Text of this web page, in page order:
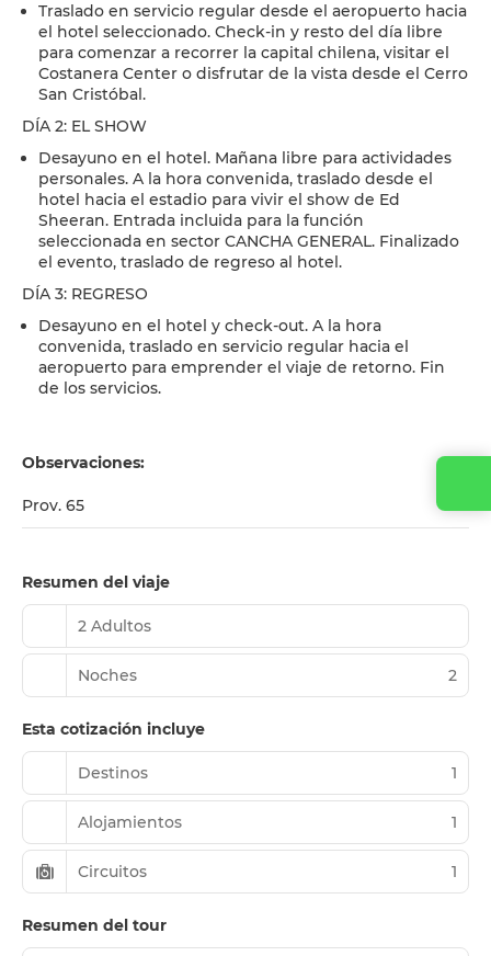
Traslado en servicio regular desde el aeropuerto hacia
el hotel seleccionado. Check-in y resto del día libre
para comenzar a recorrer la capital chilena, visitar el
Costanera Center o disfrutar de la vista desde el Cerro
San Cristóbal.
DÍA 2: EL SHOW
Desayuno en el hotel. Mañana libre para actividades
personales. A la hora convenida, traslado desde el
hotel hacia el estadio para vivir el show de Ed
Sheeran. Entrada incluida para la función
seleccionada en sector CANCHA GENERAL. Finalizado
el evento, traslado de regreso al hotel.
DÍA 3: REGRESO
Desayuno en el hotel y check-out. A la hora
convenida, traslado en servicio regular hacia el
aeropuerto para emprender el viaje de retorno. Fin
de los servicios.
Observaciones:
Prov. 65
Resumen del viaje
2 Adultos
Noches 2
Esta cotización incluye
Destinos 1
Alojamientos 1
Circuitos 1
Resumen del tour